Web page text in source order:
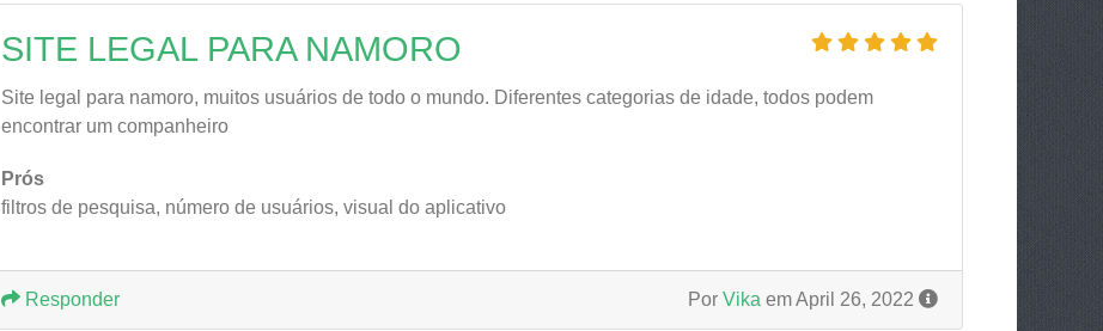
SITE LEGAL PARA NAMORO
Site legal para namoro, muitos usuários de todo o mundo. Diferentes categorias de idade, todos podem
encontrar um companheiro
Prós
filtros de pesquisa, número de usuários, visual do aplicativo
Por Vika em April 26, 2022
Responder